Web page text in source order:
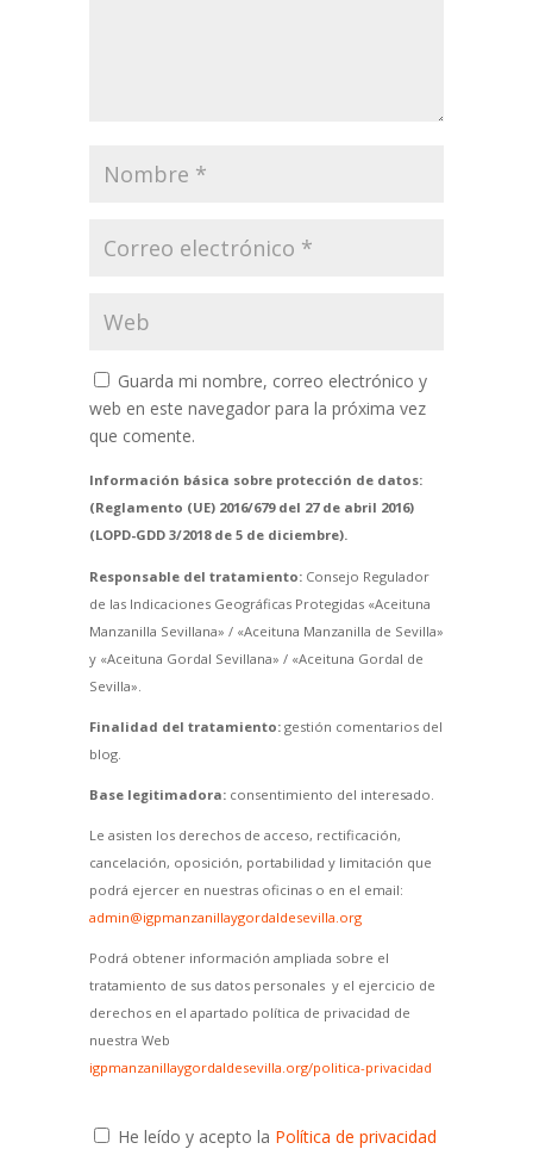
Guarda mi nombre, correo electrónico y
web en este navegador para la próxima vez
que comente.
Información básica sobre protección de datos:
(Reglamento (UE) 2016/679 del 27 de abril 2016)
(LOPD-GDD 3/2018 de 5 de diciembre).
Responsable del tratamiento:Consejo Regulador
de las Indicaciones Geográficas Protegidas «Aceituna
Manzanilla Sevillana» / «Aceituna Manzanilla de Sevilla»
y «Aceituna Gordal Sevillana» / «Aceituna Gordal de
Sevilla».
Finalidad del tratamiento:gestión comentarios del
blog.
Base legitimadora:consentimiento del interesado.
Le asisten los derechos de acceso, rectificación,
cancelación, oposición, portabilidad y limitación que
podrá ejercer en nuestras oficinas o en el email:
admin@igpmanzanillaygordaldesevilla.org
Podrá obtener información ampliada sobre el
tratamiento de sus datos personales y el ejercicio de
derechos en el apartado política de privacidad de
nuestra Web
igpmanzanillaygordaldesevilla.org/politica-privacidad
He leído y acepto la Política de privacidad